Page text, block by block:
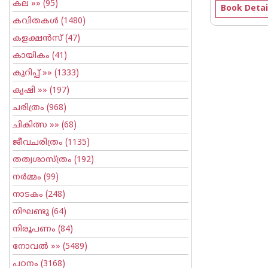
കല »» (95)
കവിതകള്‍ (1480)
കളക്ഷന്‍സ്(47)
കായികം (41)
കുറിപ്പ്‌ »» (1333)
കൃഷി »» (197)
ചരിത്രം (968)
ചികിത്സ »» (68)
ജീവചരിത്രം (1135)
തത്വശാസ്ത്രം (192)
നര്‍മ്മം (99)
നാടകം (248)
നിഘണ്ടു (64)
നിരൂപണം (84)
നോവല്‍ »» (5489)
പഠനം (3168)
Book